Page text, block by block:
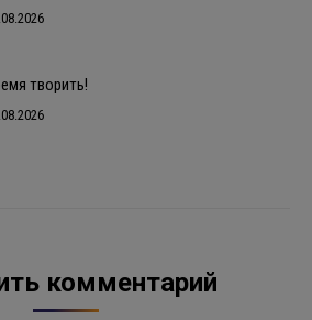
творить!
комментарий